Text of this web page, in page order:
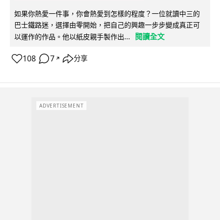
如果你熱愛一件事，你會熱愛到怎樣的程度？一位就讀中三的
巴士鐵路迷，選擇由零開始，把自己的興趣一步步變成真正可
以運作的作品。他以紙皮親手製作出...
閱讀全文
108 7 ↗ 分享
ADVERTISEMENT